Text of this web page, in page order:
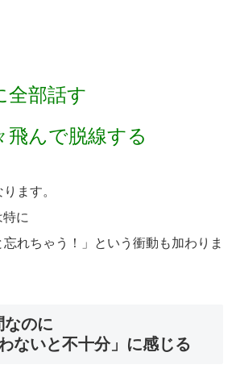
全部話す
飛んで脱線する
ます。
に
忘れちゃう！」という衝動も加わりま
なのに
ないと不十分」に感じる